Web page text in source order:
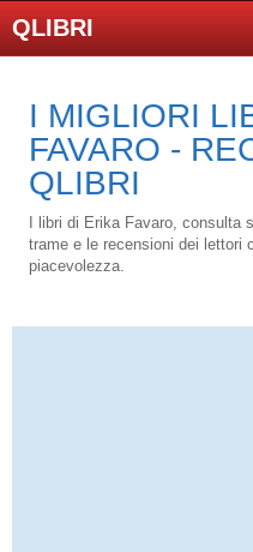
QLIBRI
I MIGLIORI
FAVARO -
QLIBRI
I libri di Erika Favaro, consulta
trame e le recensioni dei lettori
piacevolezza.